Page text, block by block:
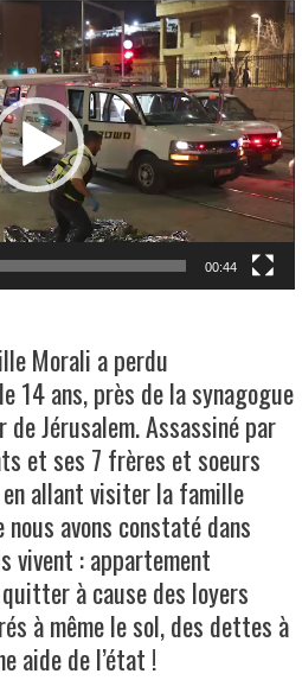
00:44
Morali a perdu
14 ans, près de la synagogue
de Jérusalem. Assassiné par
et ses 7 frères et soeurs
en allant visiter la famille
avons constaté dans
vivent : appartement
à cause des loyers
à même le sol, des dettes à
aide de l’état !